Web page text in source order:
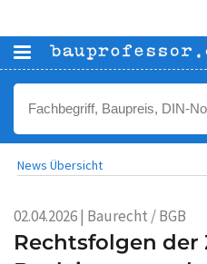
News Übersicht
02.04.2026 | Baurecht / BGB
Rechtsfolgen